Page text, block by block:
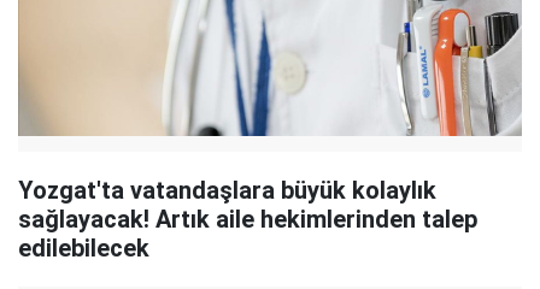
Yozgat'ta vatandaşlara büyük kolaylık
sağlayacak! Artık aile hekimlerinden talep
edilebilecek